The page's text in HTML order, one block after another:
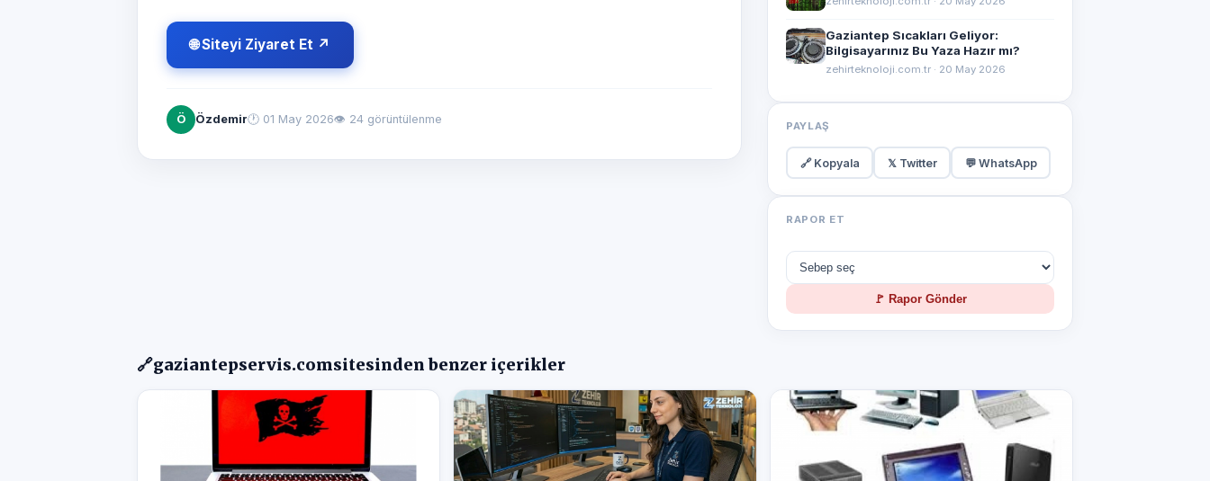
🌐 Siteyi Ziyaret Et ↗
Ö Özdemir🕐 01 May 2026👁 24 görüntülenme
Gaziantep Sıcakları Geliyor:
Bilgisayarınız Bu Yaza Hazır mı?
zehirteknoloji.com.tr · 20 May 2026
PAYLAŞ
🔗 Kopyala 𝕏 Twitter 💬 WhatsApp
RAPOR ET
🚩 Rapor Gönder
🔗gaziantepservis.comsitesinden benzer içerikler